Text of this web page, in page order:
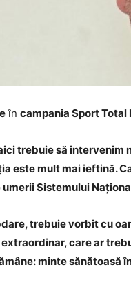
în campania Sport Total
trebuie să
este mult mai ieftină.
Sistemului
trebuie vorbit cu
care ar
minte sănătoasă